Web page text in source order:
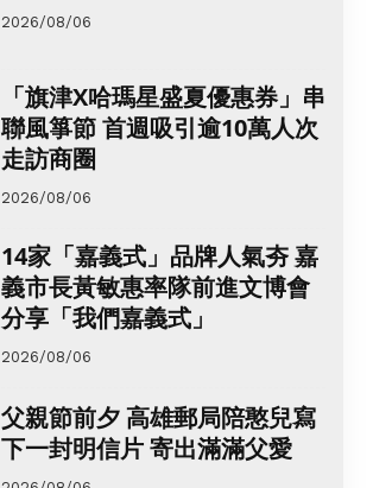
2026/08/06
「旗津X哈瑪星盛夏優惠券」串
聯風箏節 首週吸引逾10萬人次
走訪商圈
2026/08/06
14家「嘉義式」品牌人氣夯 嘉
義市長黃敏惠率隊前進文博會
分享「我們嘉義式」
2026/08/06
父親節前夕 高雄郵局陪憨兒寫
下一封明信片 寄出滿滿父愛